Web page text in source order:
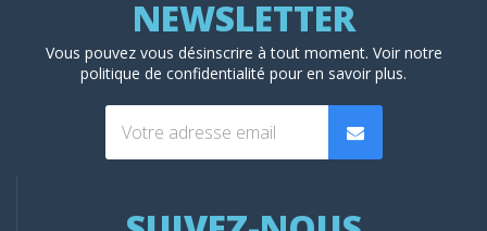
Vous pouvez vous désinscrire à tout moment. Voir notre
politique de confidentialité pour en savoir plus.